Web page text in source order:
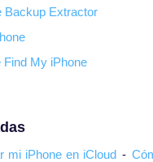
Backup Extractor
My iPhone
mi iPhone en iCloud -